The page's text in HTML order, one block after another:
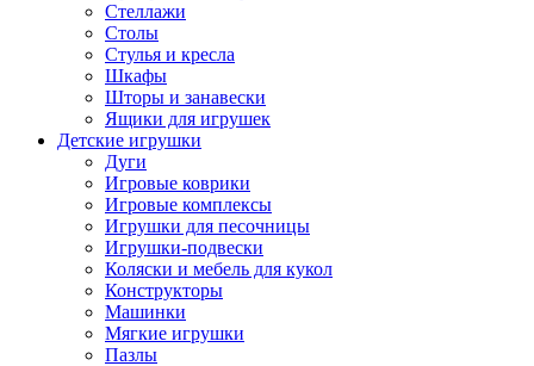
Стеллажи
Столы
Стулья и кресла
Шкафы
Шторы и занавески
Ящики для игрушек
Детские игрушки
Дуги
Игровые коврики
Игровые комплексы
Игрушки для песочницы
Игрушки-подвески
Коляски и мебель для кукол
Конструкторы
Машинки
Мягкие игрушки
Пазлы